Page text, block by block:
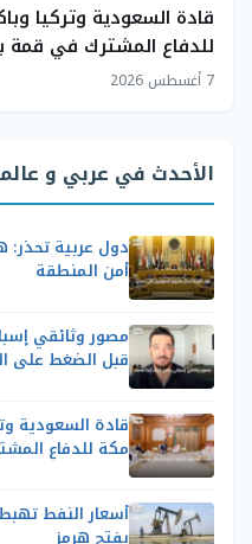
قادة السعودية وتركيا
للدفاع المشترك في قمة
7 أغسطس 2026
الأحدث في عربي و
دول عربية تحذر:
أمن المنطقة
مصور وثائقي
قبل الضغط على
قادة السعودية
مكة للدفاع
بفتح هرمز